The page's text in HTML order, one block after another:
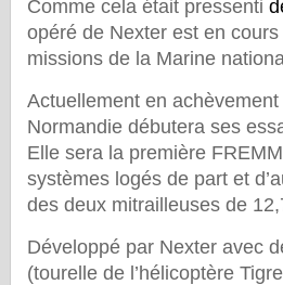
Comme cela était pressenti
opéré de Nexter est en
missions de la Marine
Actuellement en
Normandie débutera ses
Elle sera la première
systèmes logés de part et
des deux mitrailleuses de
Développé par Nexter avec
(tourelle de l’hélicoptère